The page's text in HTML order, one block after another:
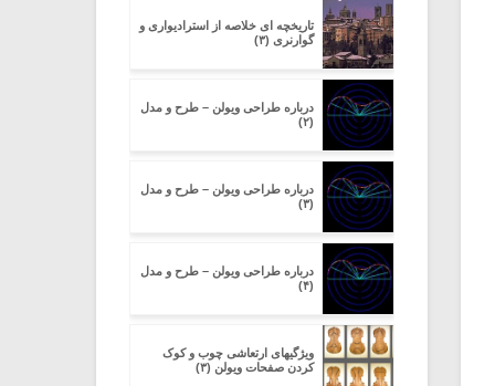
تاریخچه ای خلاصه از استرادیواری و
گوارنری (۳)
درباره طراحی ویولن – طرح و مدل
(۲)
درباره طراحی ویولن – طرح و مدل
(۳)
درباره طراحی ویولن – طرح و مدل
(۴)
ویژگیهای ارتعاشی چوب و کوک
کردن صفحات ویولن (۳)